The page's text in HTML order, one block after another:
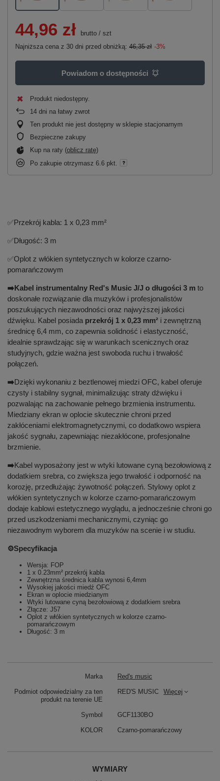
44,96 zł brutto / szt
Najniższa cena z 30 dni przed obniżką: 46,35 zł -3%
Powiadom o dostępności
Produkt niedostępny
14 dni na łatwy zwrot
Ten produkt nie jest dostępny w sklepie stacjonarnym
Bezpieczne zakupy
Kup na raty (oblicz ratę)
Po zakupie otrzymasz 6.6 pkt.
✅Przekrój kabla: 1 x 0,23 mm²
✅Długość: 3 m
✅Oplot z włókien syntetycznych w kolorze czarno-
pomarańczowym
➡️Kabel instrumentalny Red's Music J/J o długości 3 m to
doskonałe rozwiązanie dla muzyków i profesjonalistów
poszukujących niezawodności oraz najwyższej jakości
dźwięku. Kabel posiada przekrój 1 x 0,23 mm² i zewnętrzną
średnicę 6,4 mm, co zapewnia solidność i elastyczność,
idealnie sprawdzając się w warunkach scenicznych oraz
studyjnych, gdzie ważna jest swoboda ruchu i trwałość
połączeń.
➡️Dzięki wykonaniu z beztlenowej miedzi OFC, kabel oferuje
czysty i stabilny sygnał, minimalizując straty dźwięku i
pozwalając na zachowanie pełnego brzmienia instrumentu.
Miedziany ekran w oplocie skutecznie chroni przed
zakłóceniami elektromagnetycznymi, co dodatkowo wspiera
jakość sygnału, zapewniając niezakłócone, profesjonalne
brzmienie.
➡️Kabel wyposażony jest w wtyki lutowane cyną bezołowiową z
dodatkiem srebra, co zwiększa jego trwałość i odporność na
korozję, przedłużając żywotność połączeń. Stylowy oplot z
włókien syntetycznych w kolorze czarno-pomarańczowym
dodaje kablowi estetycznego wyglądu, a jednocześnie chroni go
przed uszkodzeniami mechanicznymi, czyniąc go
niezawodnym wyborem dla muzyków na scenie i w studiu.
⚙️Specyfikacja
Wersja: FOP
1 x 0.23mm² przekrój kabla
Zewnętrzna średnica kabla wynosi 6,4mm
Wysokiej jakości miedź OFC
Ekran w oplocie miedzianym
Wtyki lutowane cyną bezołowiową z dodatkiem srebra
Złącze: J57
Oplot z włókien syntetycznych w kolorze czarno-
pomarańczowym
Długość: 3 m
Marka Red's music
Podmiot odpowiedzialny za ten
produkt na terenie UE
RED'S MUSIC Więcej
Symbol GCF1130BO
KOLOR Czarno-pomarańczowy
WYMIARY